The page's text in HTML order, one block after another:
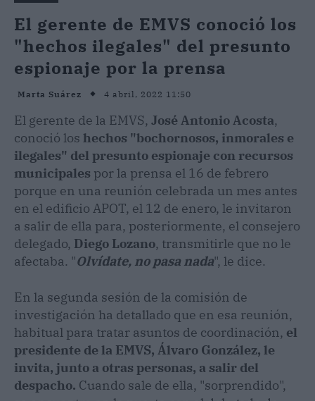
El gerente de EMVS conoció los
"hechos ilegales" del presunto
espionaje por la prensa
Marta Suárez 4 abril, 2022 11:50
El gerente de la EMVS, José Antonio Acosta,
conoció los hechos "bochornosos, inmorales e
ilegales" del presunto espionaje con recursos
municipales por la prensa el 16 de febrero
porque en una reunión celebrada un mes antes
en el edificio APOT, el 12 de enero, le invitaron
a salir de ella para, posteriormente, el consejero
delegado, Diego Lozano, transmitirle que no le
afectaba. "Olvídate, no pasa nada", le dice.
En la segunda sesión de la comisión de
investigación ha detallado que en esa reunión,
habitual para tratar asuntos de coordinación, el
presidente de la EMVS, Álvaro González, le
invita, junto a otras personas, a salir del
despacho. Cuando sale de ella, "sorprendido",